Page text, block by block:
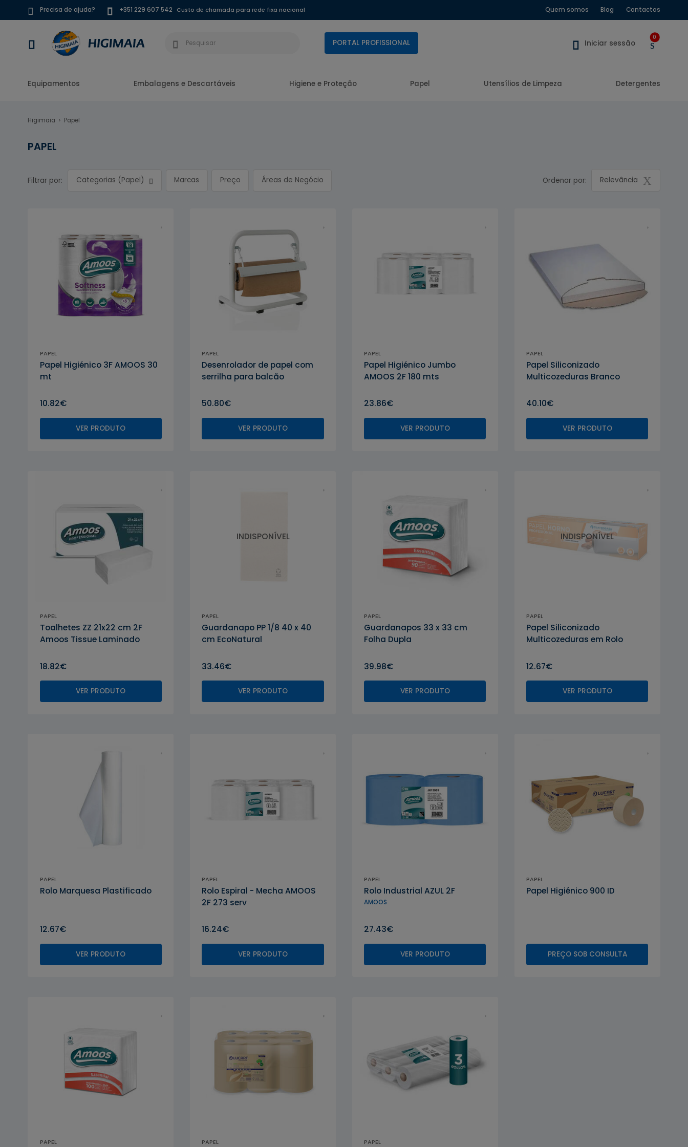
Precisa de ajuda? +351 229 607 542 Custo de chamada para rede fixa nacional Quem somos Blog Contactos
PORTAL PROFISSIONAL Iniciar sessão
0
Equipamentos Embalagens e Descartáveis Higiene e Proteção Papel Utensílios de Limpeza Detergentes
Higimaia Papel
PAPEL
Filtrar por: Categorias (Papel) Marcas Preço Áreas de Negócio Ordenar por: Relevância
PAPEL
Papel Higiénico 3F AMOOS 30
mt
10.82€
VER PRODUTO
PAPEL
Desenrolador de papel com
serrilha para balcão
50.80€
VER PRODUTO
PAPEL
Papel Higiénico Jumbo
AMOOS 2F 180 mts
23.86€
VER PRODUTO
PAPEL
Papel Siliconizado
Multicozeduras Branco
40.10€
VER PRODUTO
PAPEL
Toalhetes ZZ 21x22 cm 2F
Amoos Tissue Laminado
18.82€
VER PRODUTO
INDISPONÍVEL
PAPEL
Guardanapo PP 1/8 40 x 40
cm EcoNatural
33.46€
VER PRODUTO
PAPEL
Guardanapos 33 x 33 cm
Folha Dupla
39.98€
VER PRODUTO
INDISPONÍVEL
PAPEL
Papel Siliconizado
Multicozeduras em Rolo
12.67€
VER PRODUTO
PAPEL
Rolo Marquesa Plastificado
12.67€
VER PRODUTO
PAPEL
Rolo Espiral - Mecha AMOOS
2F 273 serv
16.24€
VER PRODUTO
PAPEL
Rolo Industrial AZUL 2F
AMOOS
27.43€
VER PRODUTO
PAPEL
Papel Higiénico 900 ID
PREÇO SOB CONSULTA
PAPEL PAPEL PAPEL